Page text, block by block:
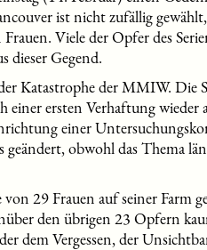
ist nicht zufällig
Viele der Opfer des
dieser Gegend.
Katastrophe der MMIW. Die
ersten Verhaftung wieder
einer
obwohl das Thema
29 Frauen auf seiner Farm
den übrigen 23 Opfern
dem Vergessen, der